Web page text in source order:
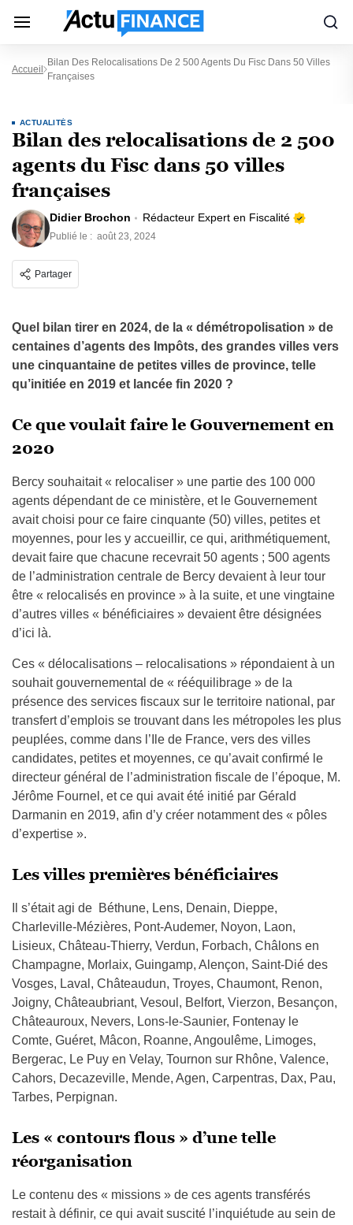
Accueil
Bilan Des Relocalisations De 2 500 Agents Du Fisc Dans 50 Villes
Françaises
ACTUALITÉS
Bilan des relocalisations de 2 500
agents du Fisc dans 50 villes
françaises
Didier Brochon Rédacteur Expert en Fiscalité
Publié le : août 23, 2024
Partager
Quel bilan tirer en 2024, de la « démétropolisation » de
centaines d’agents des Impôts, des grandes villes vers
une cinquantaine de petites villes de province, telle
qu’initiée en 2019 et lancée fin 2020 ?
Ce que voulait faire le Gouvernement en
2020
Bercy souhaitait « relocaliser » une partie des 100 000
agents dépendant de ce ministère, et le Gouvernement
avait choisi pour ce faire cinquante (50) villes, petites et
moyennes, pour les y accueillir, ce qui, arithmétiquement,
devait faire que chacune recevrait 50 agents ; 500 agents
de l’administration centrale de Bercy devaient à leur tour
être « relocalisés en province » à la suite, et une vingtaine
d’autres villes « bénéficiaires » devaient être désignées
d’ici là.
Ces « délocalisations – relocalisations » répondaient à un
souhait gouvernemental de « rééquilibrage » de la
présence des services fiscaux sur le territoire national, par
transfert d’emplois se trouvant dans les métropoles les plus
peuplées, comme dans l’Ile de France, vers des villes
candidates, petites et moyennes, ce qu’avait confirmé le
directeur général de l’administration fiscale de l’époque, M.
Jérôme Fournel, et ce qui avait été initié par Gérald
Darmanin en 2019, afin d’y créer notamment des « pôles
d’expertise ».
Les villes premières bénéficiaires
Il s’était agi de Béthune, Lens, Denain, Dieppe,
Charleville-Mézières, Pont-Audemer, Noyon, Laon,
Lisieux, Château-Thierry, Verdun, Forbach, Châlons en
Champagne, Morlaix, Guingamp, Alençon, Saint-Dié des
Vosges, Laval, Châteaudun, Troyes, Chaumont, Renon,
Joigny, Châteaubriant, Vesoul, Belfort, Vierzon, Besançon,
Châteauroux, Nevers, Lons-le-Saunier, Fontenay le
Comte, Guéret, Mâcon, Roanne, Angoulême, Limoges,
Bergerac, Le Puy en Velay, Tournon sur Rhône, Valence,
Cahors, Decazeville, Mende, Agen, Carpentras, Dax, Pau,
Tarbes, Perpignan.
Les « contours flous » d’une telle
réorganisation
Le contenu des « missions » de ces agents transférés
restait à définir, ce qui avait suscité l’inquiétude au sein de